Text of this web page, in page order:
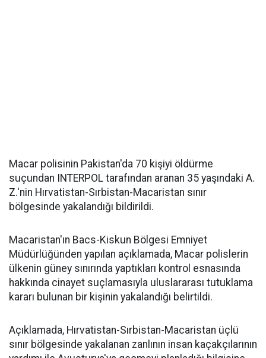
Macar polisinin Pakistan'da 70 kişiyi öldürme
suçundan INTERPOL tarafından aranan 35 yaşındaki A.
Z.'nin Hırvatistan-Sırbistan-Macaristan sınır
bölgesinde yakalandığı bildirildi.
Macaristan'ın Bacs-Kiskun Bölgesi Emniyet
Müdürlüğünden yapılan açıklamada, Macar polislerin
ülkenin güney sınırında yaptıkları kontrol esnasında
hakkında cinayet suçlamasıyla uluslararası tutuklama
kararı bulunan bir kişinin yakalandığı belirtildi.
Açıklamada, Hırvatistan-Sırbistan-Macaristan üçlü
sınır bölgesinde yakalanan zanlının insan kaçakçılarının